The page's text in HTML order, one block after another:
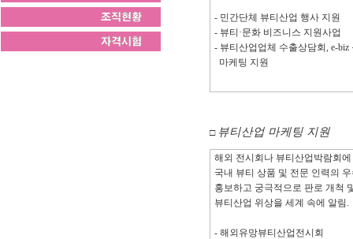
- 민간단체 뷰티산업 행사 지원
- 뷰티·문화 비즈니스 지원사업
- 뷰티산업업체 수출상담회, e-biz
마케팅 지원
□ 뷰티산업 마케팅 지원
해외 전시회나 뷰티산업박람회
국내 뷰티 상품 및 전문 인력의
홍보하고 궁극적으로 판로 개척
뷰티산업 위상을 세계 속에 알림.
- 해외유망뷰티산업전시회